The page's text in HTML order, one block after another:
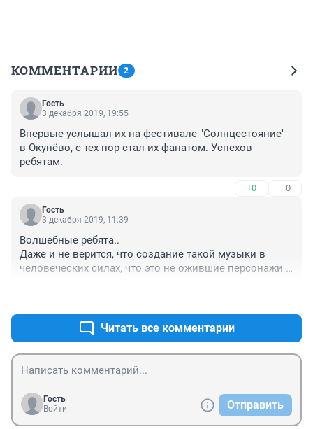
КОММЕНТАРИИ 2
Гость
3 декабря 2019, 19:55
Впервые услышал их на фестивале "Солнцестояние"
в Окунёво, с тех пор стал их фанатом. Успехов
ребятам.
+0 –0
Гость
3 декабря 2019, 11:39
Волшебные ребята..
Даже и не верится, что создание такой музыки в
человеческих силах, что это не ожившие персонажи
Фенрира - заслуга Анатолия..
Звуковые кружева, вьюга из нот и интонаций,
царапающий нервы поток ледяного крошева - голос
Наташи..
А всё вместе - Nytt Land, колыбельная спящих Богов
севера, музыка, напоминающая нам о том, что в
наших венах всё ещё осталась частичка крови
великих северных воинов, мореплавателей и
Читать все комментарии
Гость
Войти
Отправить